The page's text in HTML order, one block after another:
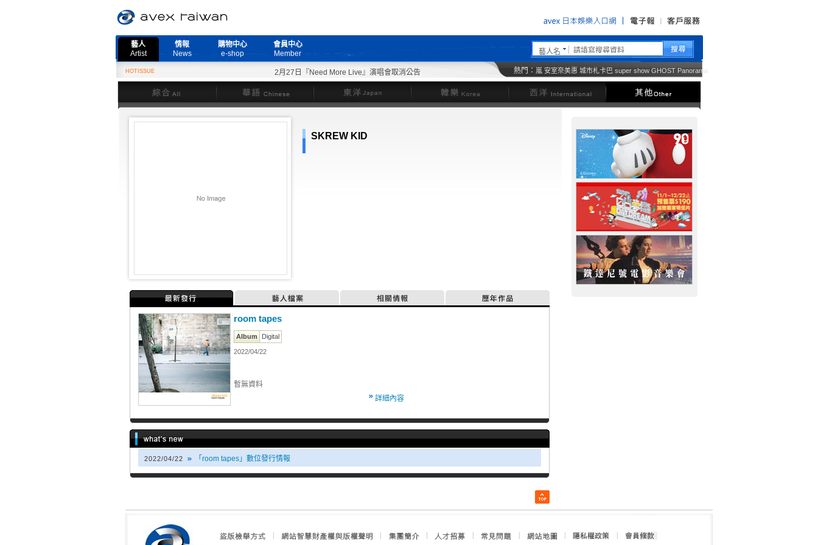
藝人
Artist
情報
News
購物中心
e-shop
會員中心
Member
藝人名
HOTISSUE 2月27日『Need More Live』演唱會取消公告 熱門： 嵐 安室奈美惠 城市札卡巴 super show GHOST Panorama
綜合 華語 東洋 韓樂 其他
SKREW KID
最新發行 藝人檔案 相關情報 歷年作品
room tapes
Album Digital
2022/04/22
暫無資料
詳細內容
2022/04/22 「room tapes」數位發行情報